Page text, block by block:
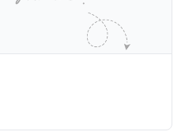
经济做出贡献的详细计
年后有资格申请印度公民
11年，短暂缺席的少数例
，申请人必须放弃其原始
备流利西班牙语、对当地
成为危地马拉公民。 那
引力吗？我们来看看：